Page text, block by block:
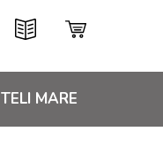
TELI MARE